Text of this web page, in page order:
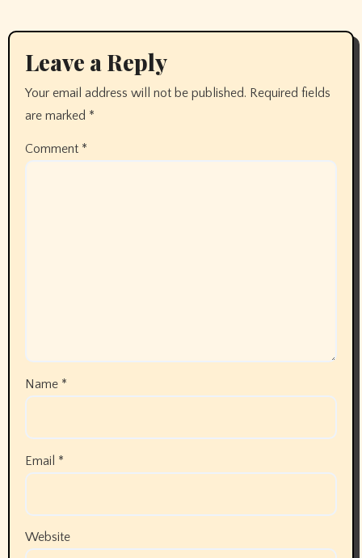
Leave a Reply
Your email address will not be published. Required fields
are marked *
Comment *
Name *
Email *
Website